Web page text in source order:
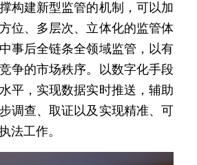
构建新型监管的机制，可以加
位、多层次、立体化的监管体
事后全链条全领域监管，以有
争的市场秩序。以数字化手段
平，实现数据实时推送，辅助
调查、取证以及实现精准、可
法工作。